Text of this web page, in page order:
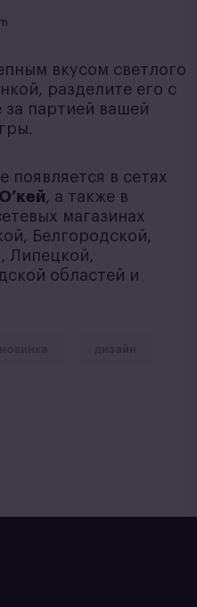
вкусом светлого
разделите его с
за партией вашей
появляется в сетях
О’кей, а также в
магазинах
Белгородской,
Липецкой,
областей и